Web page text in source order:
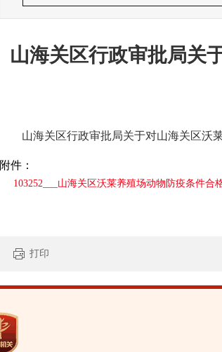
山海关区行政审批局关
山海关区行政审批局关于对山海关区沃
附件：
103252___山海关区沃莱养殖场动物防疫条件合
打印